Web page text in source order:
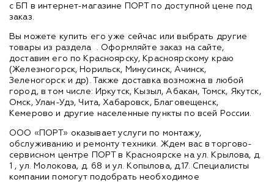
с БП в интернет-магазине ПОРТ по доступной цене под
заказ.
Вы можете купить его уже сейчас или выбрать другие
товары из раздела . Оформляйте заказ на сайте,
доставим его по Красноярску, Красноярскому краю
(Железногорск, Норильск, Минусинск, Ачинск,
Зеленогорск и др). Также доставка возможна в любой
город, в том числе: Иркутск, Кызыл, Абакан, Томск, Якутск,
Омск, Улан-Удэ, Чита, Хабаровск, Благовещенск,
Кемерово и другие населенные пункты по всей России.
ООО «ПОРТ» оказывает услуги по монтажу,
обслуживанию и ремонту техники. Ждем вас в торгово-
сервисном центре ПОРТ в Красноярске на ул. Крылова, д.
1 , ул. Молокова, д. 68 и ул. Копылова, д.17. Специалисты
компании помогут подобрать необходимое